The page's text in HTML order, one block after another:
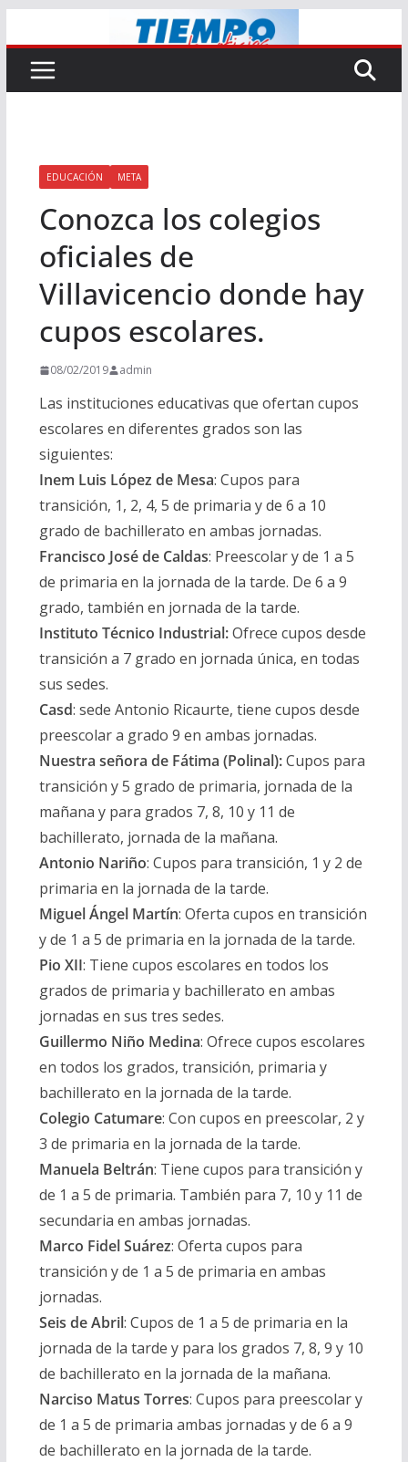
al
contenido
EDUCACIÓN META
Conozca los colegios
oficiales de
Villavicencio donde hay
cupos escolares.
08/02/2019 admin
Las instituciones educativas que ofertan cupos
escolares en diferentes grados son las
siguientes:
Inem Luis López de Mesa: Cupos para
transición, 1, 2, 4, 5 de primaria y de 6 a 10
grado de bachillerato en ambas jornadas.
Francisco José de Caldas: Preescolar y de 1 a 5
de primaria en la jornada de la tarde. De 6 a 9
grado, también en jornada de la tarde.
Instituto Técnico Industrial:Ofrece cupos desde
transición a 7 grado en jornada única, en todas
sus sedes.
Casd: sede Antonio Ricaurte, tiene cupos desde
preescolar a grado 9 en ambas jornadas.
Nuestra señora de Fátima (Polinal):Cupos para
transición y 5 grado de primaria, jornada de la
mañana y para grados 7, 8, 10 y 11 de
bachillerato, jornada de la mañana.
Antonio Nariño: Cupos para transición, 1 y 2 de
primaria en la jornada de la tarde.
Miguel Ángel Martín: Oferta cupos en transición
y de 1 a 5 de primaria en la jornada de la tarde.
Pio XII: Tiene cupos escolares en todos los
grados de primaria y bachillerato en ambas
jornadas en sus tres sedes.
Guillermo Niño Medina: Ofrece cupos escolares
en todos los grados, transición, primaria y
bachillerato en la jornada de la tarde.
Colegio Catumare: Con cupos en preescolar, 2 y
3 de primaria en la jornada de la tarde.
Manuela Beltrán: Tiene cupos para transición y
de 1 a 5 de primaria. También para 7, 10 y 11 de
secundaria en ambas jornadas.
Marco Fidel Suárez: Oferta cupos para
transición y de 1 a 5 de primaria en ambas
jornadas.
Seis de Abril: Cupos de 1 a 5 de primaria en la
jornada de la tarde y para los grados 7, 8, 9 y 10
de bachillerato en la jornada de la mañana.
Narciso Matus Torres: Cupos para preescolar y
de 1 a 5 de primaria ambas jornadas y de 6 a 9
de bachillerato en la jornada de la tarde.